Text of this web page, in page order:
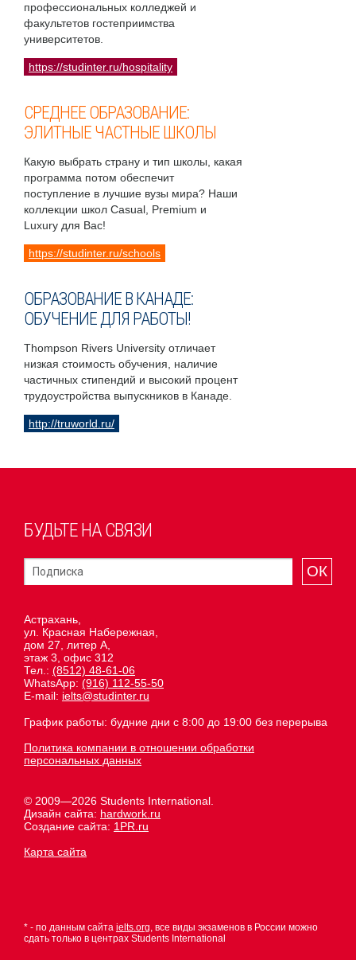
профессиональных колледжей и
факультетов гостеприимства
университетов.
https://studinter.ru/hospitality
СРЕДНЕЕ ОБРАЗОВАНИЕ:
ЭЛИТНЫЕ ЧАСТНЫЕ ШКОЛЫ
Какую выбрать страну и тип школы, какая
программа потом обеспечит
поступление в лучшие вузы мира? Наши
коллекции школ Casual, Premium и
Luxury для Вас!
https://studinter.ru/schools
ОБРАЗОВАНИЕ В КАНАДЕ:
ОБУЧЕНИЕ ДЛЯ РАБОТЫ!
Thompson Rivers University отличает
низкая стоимость обучения, наличие
частичных стипендий и высокий процент
трудоустройства выпускников в Канаде.
http://truworld.ru/
БУДЬТЕ НА СВЯЗИ
ОК
Астрахань,
ул. Красная Набережная,
дом 27, литер А,
этаж 3, офис 312
Тел.: (8512) 48-61-06
WhatsApp: (916) 112-55-50
E-mail: ielts@studinter.ru
График работы: будние дни с 8:00 до 19:00 без перерыва
Политика компании в отношении обработки
персональных данных
© 2009—2026 Students International.
Дизайн сайта: hardwork.ru
Создание сайта: 1PR.ru
Карта сайта
* - по данным сайта ielts.org, все виды экзаменов в России можно
сдать только в центрах Students International